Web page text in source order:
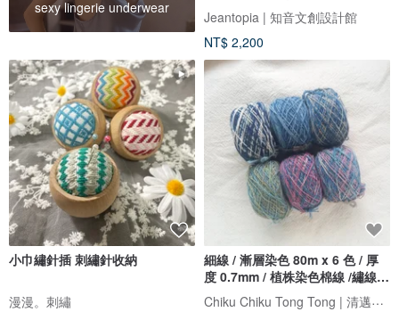
sexy lingerie underwear
Jeantopia | 知音文創設計館
NT$ 2,200
小巾繡針插 刺繡針收納
漫漫。刺繡
細線 / 漸層染色 80m x 6 色 / 厚
度 0.7mm / 植株染色棉線 /繡線、
刺子線、十字繡、包裝、流蘇 Chiku Chiku Tong Tong | 清邁卡倫族草木染織